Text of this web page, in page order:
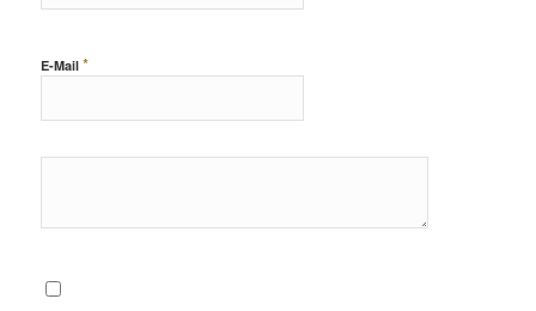
E-Mail *